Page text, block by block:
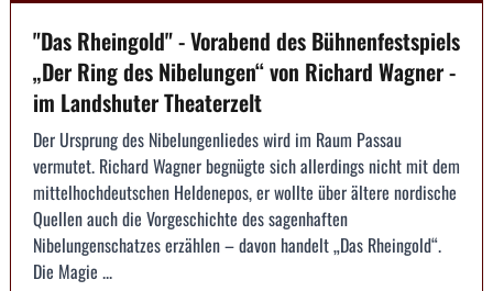
"Das Rheingold" - Vorabend des Bühnenfestspiels
„Der Ring des Nibelungen“ von Richard Wagner -
im Landshuter Theaterzelt
Der Ursprung des Nibelungenliedes wird im Raum Passau
vermutet. Richard Wagner begnügte sich allerdings nicht mit dem
mittelhochdeutschen Heldenepos, er wollte über ältere nordische
Quellen auch die Vorgeschichte des sagenhaften
Nibelungenschatzes erzählen – davon handelt „Das Rheingold“.
Die Magie ...